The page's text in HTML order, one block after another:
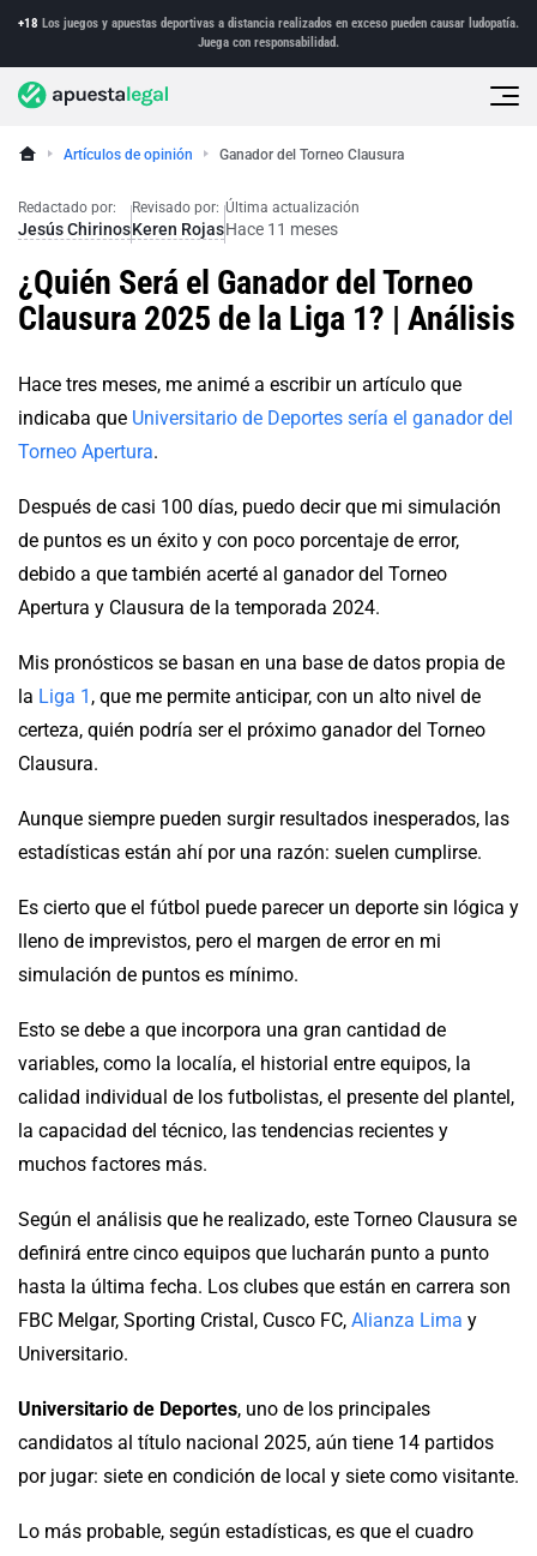
+18 Los juegos y apuestas deportivas a distancia realizados en exceso pueden causar ludopatía.
Juega con responsabilidad.
Artículos de opinión Ganador del Torneo Clausura
Redactado por:
Jesús Chirinos
Revisado por:
Keren Rojas
Última actualización
Hace 11 meses
¿Quién Será el Ganador del Torneo
Clausura 2025 de la Liga 1? | Análisis
Hace tres meses, me animé a escribir un artículo que
indicaba que Universitario de Deportes sería el ganador del
Torneo Apertura.
Después de casi 100 días, puedo decir que mi simulación
de puntos es un éxito y con poco porcentaje de error,
debido a que también acerté al ganador del Torneo
Apertura y Clausura de la temporada 2024.
Mis pronósticos se basan en una base de datos propia de
la Liga 1 , que me permite anticipar, con un alto nivel de
certeza, quién podría ser el próximo ganador del Torneo
Clausura.
Aunque siempre pueden surgir resultados inesperados, las
estadísticas están ahí por una razón: suelen cumplirse.
Es cierto que el fútbol puede parecer un deporte sin lógica y
lleno de imprevistos, pero el margen de error en mi
simulación de puntos es mínimo.
Esto se debe a que incorpora una gran cantidad de
variables, como la localía, el historial entre equipos, la
calidad individual de los futbolistas, el presente del plantel,
la capacidad del técnico, las tendencias recientes y
muchos factores más.
Según el análisis que he realizado, este Torneo Clausura se
definirá entre cinco equipos que lucharán punto a punto
hasta la última fecha. Los clubes que están en carrera son
FBC Melgar, Sporting Cristal, Cusco FC, Alianza Lima y
Universitario.
Universitario de Deportes, uno de los principales
candidatos al título nacional 2025, aún tiene 14 partidos
por jugar: siete en condición de local y siete como visitante.
Lo más probable, según estadísticas, es que el cuadro